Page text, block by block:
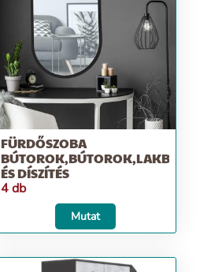
FÜRDŐSZOBA
ÉS DÍSZÍTÉS
4 db
Mutat